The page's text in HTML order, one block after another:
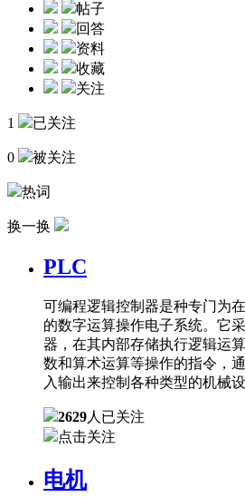
帖子
回答
资料
收藏
关注
1 已关注
0 被关注
热词
换一换
PLC
可编程逻辑控制器是种专门为
的数字运算操作电子系统。它
器，在其内部存储执行逻辑运
数和算术运算等操作的指令，
入输出来控制各种类型的机械
2629人已关注
点击关注
电机